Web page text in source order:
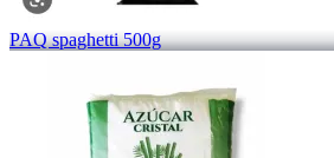
PAQ spaghetti 500g